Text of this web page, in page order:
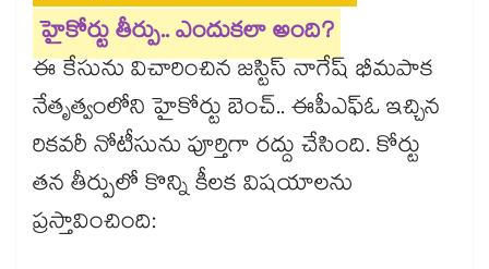
హైకోర్టు తీర్పు.. ఎందుకలా అంది?
ఈ కేసును విచారించిన జస్టిస్ నాగేష్ భీమపాక
నేతృత్వంలోని హైకోర్టు బెంచ్.. ఈపీఎఫ్‌ఓ ఇచ్చిన
రికవరీ నోటీసును పూర్తిగా రద్దు చేసింది. కోర్టు
తన తీర్పులో కొన్ని కీలక విషయాలను
ప్రస్తావించింది: